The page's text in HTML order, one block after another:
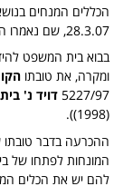
הכללים המנחים בנושא
28.3.07, שם נאמרו הדברים הבאים :
בבוא בית המשפט
ומקרה, את טובתו
5227/97 דויד נ'
(1998)).
ההכרעה בדבר טובתו
המונחות לפתחו של
להם יש את הכלים